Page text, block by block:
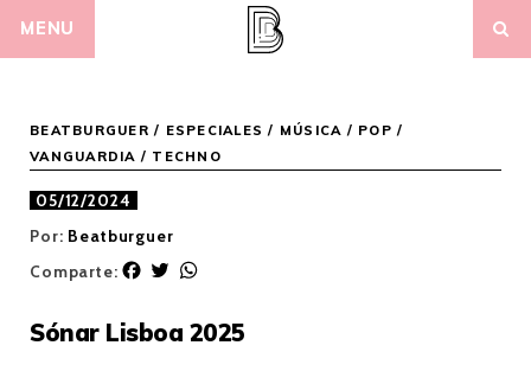
MENU
BEATBURGUER / ESPECIALES / MÚSICA / POP /
VANGUARDIA / TECHNO
05/12/2024
Por: Beatburguer
Comparte:
F
e
T
t
t
Sónar Lisboa 2025